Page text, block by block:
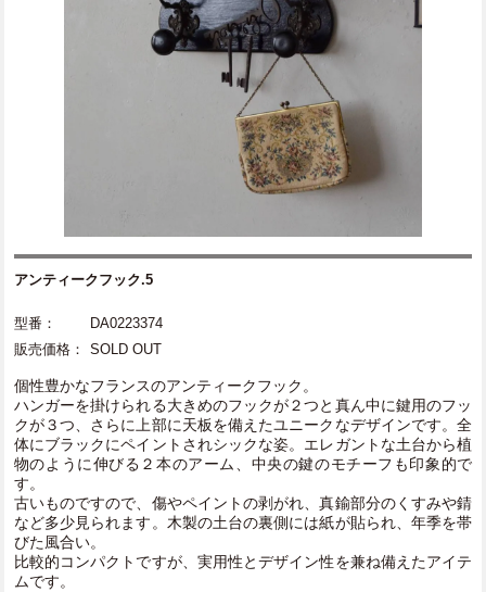
アンティークフック.5
型番：
DA0223374
販売価格：
SOLD OUT
個性豊かなフランスのアンティークフック。
ハンガーを掛けられる大きめのフックが２つと真ん中に鍵用のフッ
クが３つ、さらに上部に天板を備えたユニークなデザインです。全
体にブラックにペイントされシックな姿。エレガントな土台から植
物のように伸びる２本のアーム、中央の鍵のモチーフも印象的で
す。
古いものですので、傷やペイントの剥がれ、真鍮部分のくすみや錆
など多少見られます。木製の土台の裏側には紙が貼られ、年季を帯
びた風合い。
比較的コンパクトですが、実用性とデザイン性を兼ね備えたアイテ
ムです。